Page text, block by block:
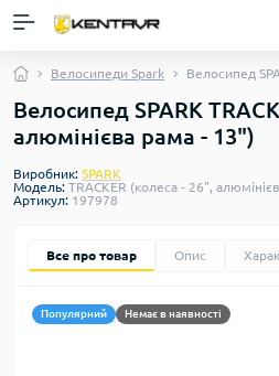
Велосипеди Spark Велосипед
Велосипед SPARK
алюмінієва рама - 13")
Виробник: SPARK
Модель: TRACKER (колеса - 26",
Артикул: 197978
Все про товар Опис
Популярний Немає в наявності